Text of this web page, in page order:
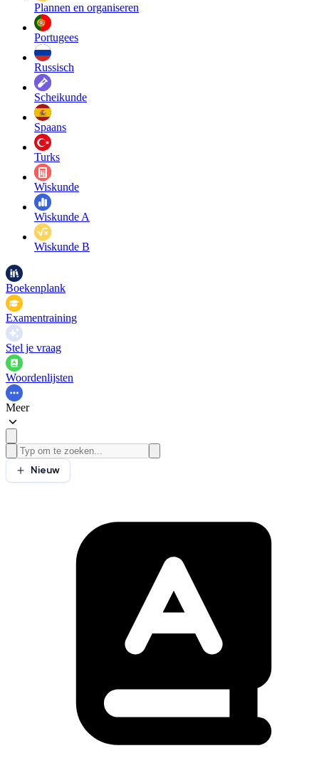
Plannen en organiseren
Portugees
Russisch
Scheikunde
Spaans
Turks
Wiskunde
Wiskunde A
Wiskunde B
Boekenplank
Examentraining
Stel je vraag
Woordenlijsten
Meer
Nieuw